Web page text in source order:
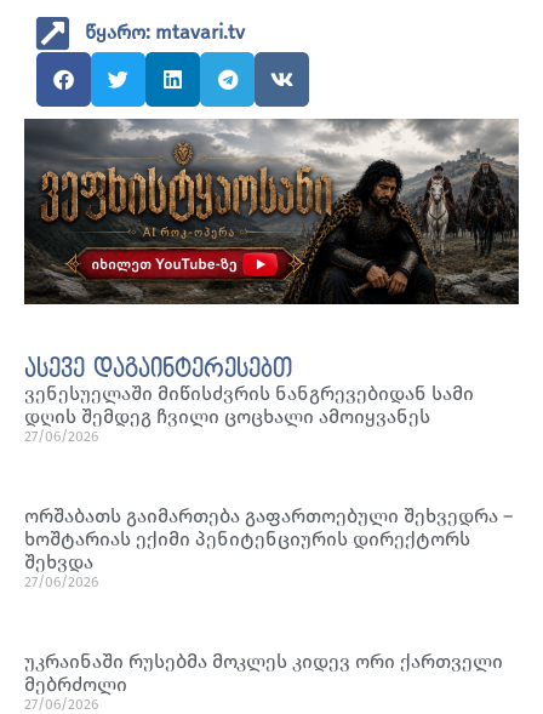
წყარო: mtavari.tv
ასევე დაგაინტერესებთ
ვენესუელაში მიწისძვრის ნანგრევებიდან სამი
დღის შემდეგ ჩვილი ცოცხალი ამოიყვანეს
27/06/2026
ორშაბათს გაიმართება გაფართოებული შეხვედრა –
ხოშტარიას ექიმი პენიტენციურის დირექტორს
შეხვდა
27/06/2026
უკრაინაში რუსებმა მოკლეს კიდევ ორი ქართველი
მებრძოლი
27/06/2026